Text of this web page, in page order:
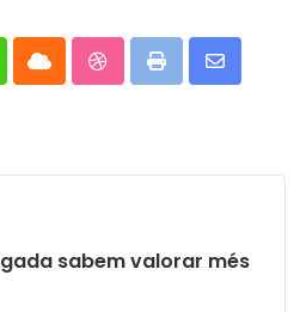
Cloud StumbleUpon
Print
Share
sabem valorar més